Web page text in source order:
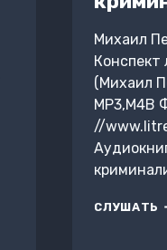
Михаил
Конспект
(Михаил
MP3,M4B
//
СЛУШАТЬ